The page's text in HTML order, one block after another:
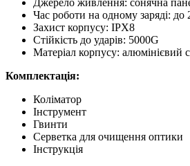
Джерело живлення: сонячна
Час роботи на одному заряді: до
Захист корпусу: IPX8
Стійкість до ударів: 5000G
Матеріал корпусу: алюмінієвий
Комплектація:
Коліматор
Інструмент
Гвинти
Серветка для очищення оптики
Інструкція